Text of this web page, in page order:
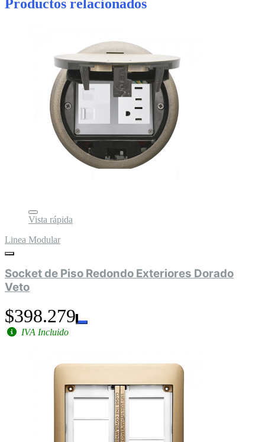
Productos relacionados
Vista rápida
Linea Modular
Socket de Piso Redondo Exteriores Dorado
Veto
$398.279
IVA Incluido